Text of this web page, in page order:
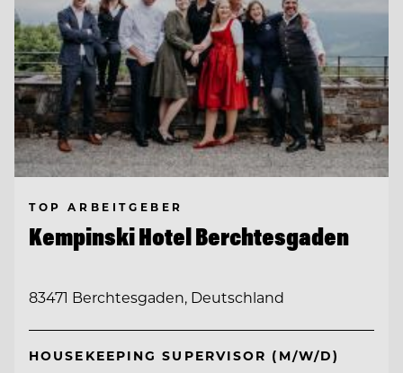
TOP ARBEITGEBER
Kempinski Hotel Berchtesgaden
83471 Berchtesgaden, Deutschland
HOUSEKEEPING SUPERVISOR (M/W/D)